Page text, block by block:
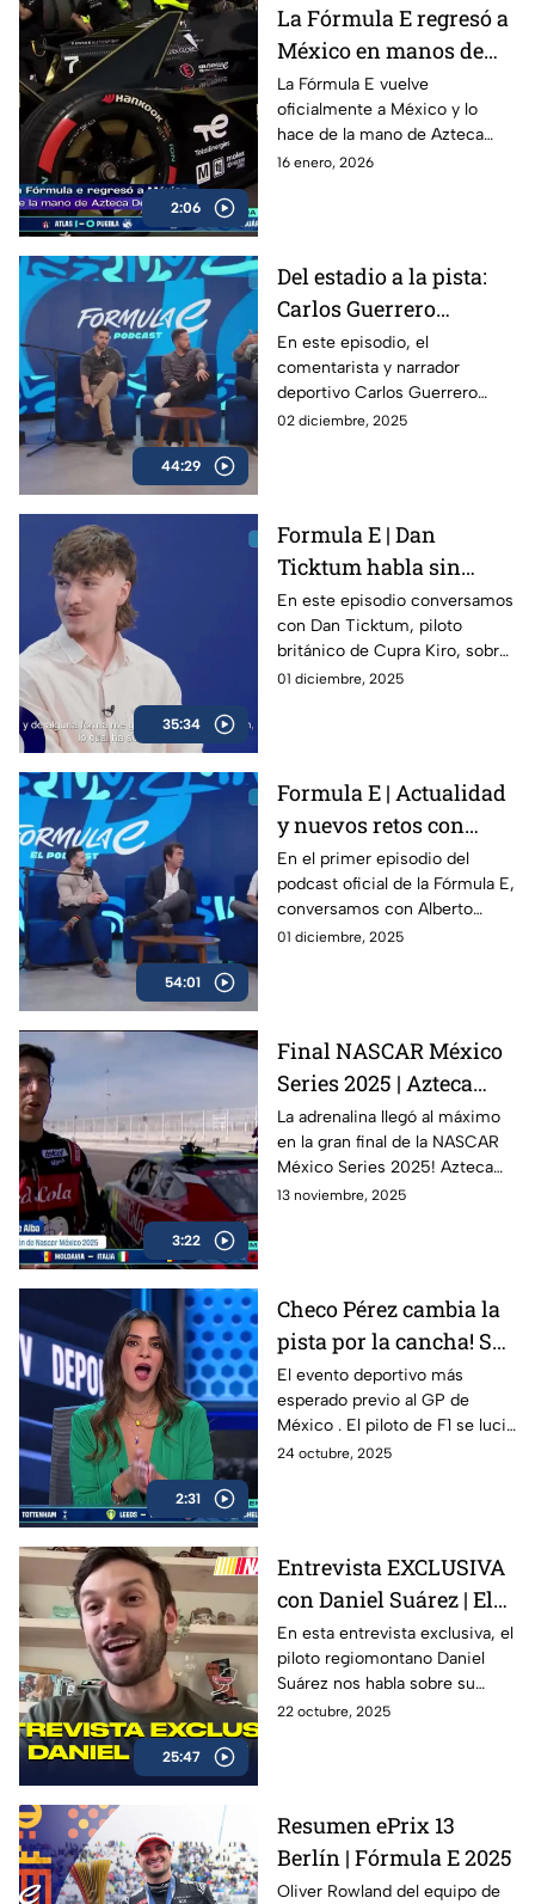
2:06
La Fórmula E regresó a
México en manos de
Azteca Deportes |
Fórmula E
La Fórmula E vuelve
oficialmente a México y lo
hace de la mano de Azteca
Deportes, devolviendo al país
16 enero, 2026
44:29
Del estadio a la pista:
Carlos Guerrero
'Warrior' y la nueva era
de Fórmula E | Podcast
de Fórmula E
En este episodio, el
comentarista y narrador
deportivo Carlos Guerrero
‘Warrior’ cambia el estadio por
02 diciembre, 2025
35:34
Formula E | Dan
Ticktum habla sin
filtros sobre la Formula
E y su futuro
En este episodio conversamos
con Dan Ticktum, piloto
británico de Cupra Kiro, sobre
su visión de la Fórmula E, los
01 diciembre, 2025
54:01
Formula E | Actualidad
y nuevos retos con
Alberto Longo
En el primer episodio del
podcast oficial de la Fórmula E,
conversamos con Alberto
Longo, cofundador y Chief
viene para el futuro del
automovilismo eléctrico.
01 diciembre, 2025
3:22
Final NASCAR México
Series 2025 | Azteca
Deportes en la pista con
los campeones
La adrenalina llegó al máximo
en la gran final de la NASCAR
México Series 2025! Azteca
Deportes estuvo presente en
automovilismo nacional.
13 noviembre, 2025
2:31
Checo Pérez cambia la
pista por la cancha! Se
celebró la 10ª edición
de “De la Pista a la
Cancha”
El evento deportivo más
esperado previo al GP de
México . El piloto de F1 se lució
con Hack trick.
24 octubre, 2025
25:47
Entrevista EXCLUSIVA
con Daniel Suárez | El
Piloto Mexicano que
firma con Spire
Motorsports
En esta entrevista exclusiva, el
piloto regiomontano Daniel
Suárez nos habla sobre su
trayectoria en la NASCAR Cup
máxima categoría del
automovilismo
estadounidense.
22 octubre, 2025
Resumen ePrix 13
Berlín | Fórmula E 2025
Oliver Rowland del equipo de